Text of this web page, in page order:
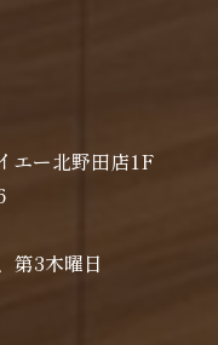
エー北野田店1F
第3木曜日